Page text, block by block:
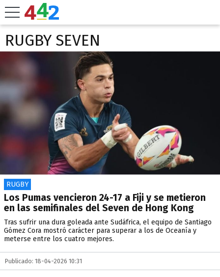
RUGBY SEVEN
RUGBY
Los Pumas vencieron 24-17 a Fiji y se metieron
en las semifinales del Seven de Hong Kong
Tras sufrir una dura goleada ante Sudáfrica, el equipo de Santiago
Gómez Cora mostró carácter para superar a los de Oceanía y
meterse entre los cuatro mejores.
Publicado: 18-04-2026 10:31